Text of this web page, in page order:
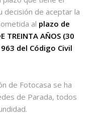
de aceptar la
al plazo de
TREINTA AÑOS (30
del Código Civil
de Fotocasa se ha
de Parada, todos